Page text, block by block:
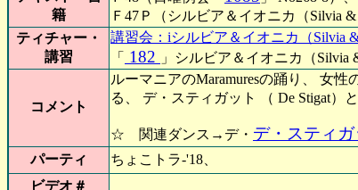
籍
Ｆ47Ｐ（シルビア＆イオニカ（Silvia &
ティチャー・
講習
講習会：iシルビア＆イオニカ（Silvia
「
182 」シルビア＆イオニカ（Silvia
コメント
ルーマニアのMaramuresの踊り、 女
る、 デ・スティガット （ De Stigat）
☆ 関連ダンス→デ・ デ・スティガ
パーティ
ちょこトラ-'18、
ビデオ＃